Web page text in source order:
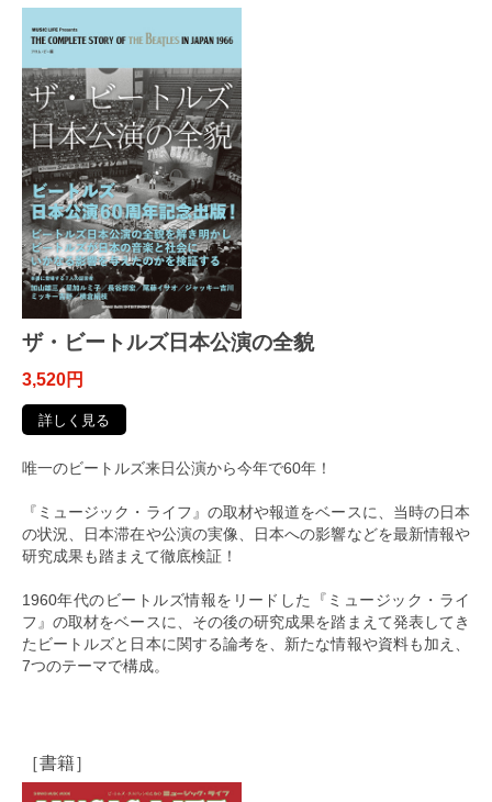
ザ・ビートルズ日本公演の全貌
3,520円
詳しく見る
唯一のビートルズ来日公演から今年で60年！
『ミュージック・ライフ』の取材や報道をベースに、当時の日本
の状況、日本滞在や公演の実像、日本への影響などを最新情報や
研究成果も踏まえて徹底検証！
1960年代のビートルズ情報をリードした『ミュージック・ライ
フ』の取材をベースに、その後の研究成果を踏まえて発表してき
たビートルズと日本に関する論考を、新たな情報や資料も加え、
7つのテーマで構成。
［書籍］